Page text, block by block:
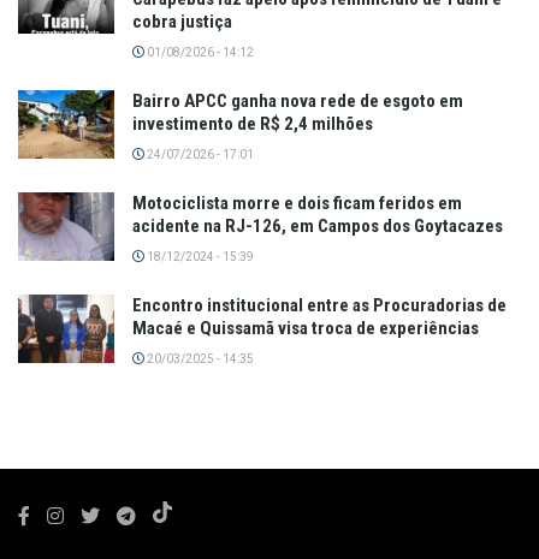
cobra justiça
01/08/2026 - 14:12
Bairro APCC ganha nova rede de esgoto em
investimento de R$ 2,4 milhões
24/07/2026 - 17:01
Motociclista morre e dois ficam feridos em
acidente na RJ-126, em Campos dos Goytacazes
18/12/2024 - 15:39
Encontro institucional entre as Procuradorias de
Macaé e Quissamã visa troca de experiências
20/03/2025 - 14:35